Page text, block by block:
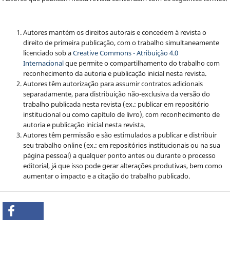
Autores mantém os direitos autorais e concedem à revista o
direito de primeira publicação, com o trabalho simultaneamente
licenciado sob aCreative Commons - Atribuição 4.0
Internacionalque permite o compartilhamento do trabalho com
reconhecimento da autoria e publicação inicial nesta revista.
Autores têm autorização para assumir contratos adicionais
separadamente, para distribuição não-exclusiva da versão do
trabalho publicada nesta revista (ex.: publicar em repositório
institucional ou como capítulo de livro), com reconhecimento de
autoria e publicação inicial nesta revista.
Autores têm permissão e são estimulados a publicar e distribuir
seu trabalho online (ex.: em repositórios institucionais ou na sua
página pessoal) a qualquer ponto antes ou durante o processo
editorial, já que isso pode gerar alterações produtivas, bem como
aumentar o impacto e a citação do trabalho publicado.